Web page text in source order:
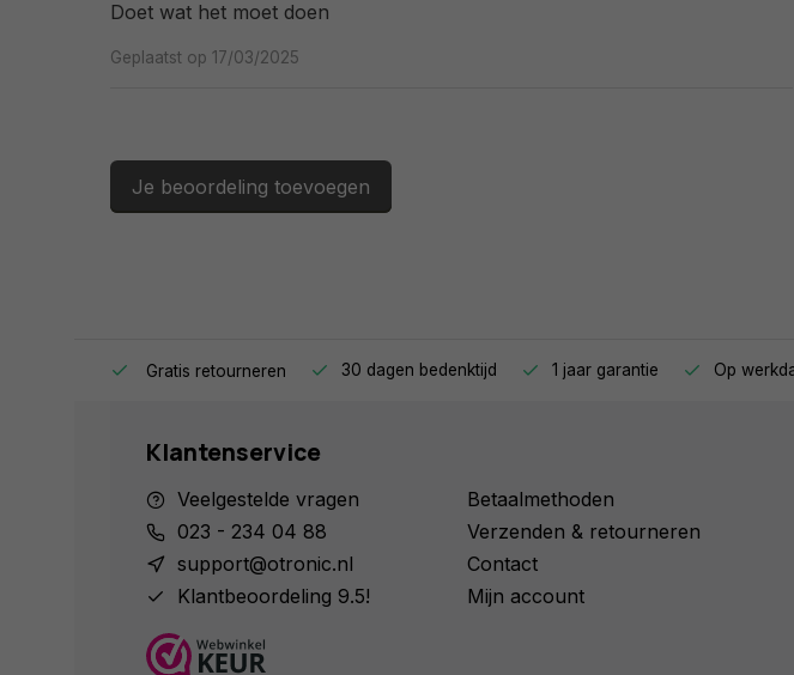
Doet wat het moet doen
Geplaatst op 17/03/2025
Je beoordeling toevoegen
Gratis retourneren 30 dagen bedenktijd 1 jaar garantie Op
Klantenservice
Veelgestelde vragen
023 - 234 04 88
support@otronic.nl
Klantbeoordeling 9.5!
Betaalmethoden
Verzenden & retourneren
Contact
Mijn account